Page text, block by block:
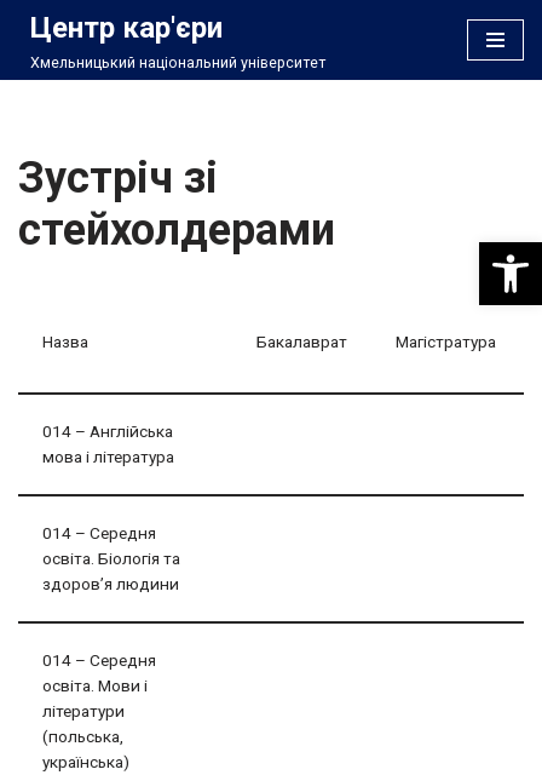
Перейти
Центр кар'єри
Хмельницький національний університет
Зустріч зі
стейхолдерами
Назва Бакалаврат Магістратура
014 – Англійська
мова і література
014 – Середня
освіта. Біологія та
здоров’я людини
014 – Середня
освіта. Мови і
літератури
(польська,
українська)